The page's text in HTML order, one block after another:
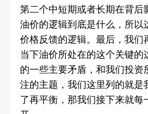
第二个中短期或者长期在背后
油价的逻辑到底是什么，所以
价格反馈的逻辑。最后，我们
当下油价所处在的这个关键的
的一些主要矛盾，和我们投资
注的主题，我们这里列的就是
了再平衡，那我们接下来就每